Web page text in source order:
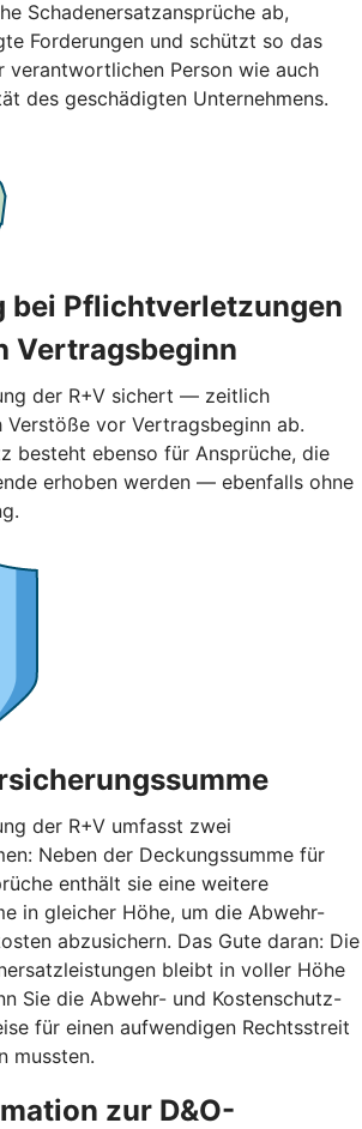
Schadenersatzansprüche ab,
Forderungen und schützt so das
verantwortlichen Person wie auch
des geschädigten Unternehmens.
bei Pflichtverletzungen
­Vertragsbeginn
der R+V sichert — zeitlich
vor Vertragsbeginn ab.
besteht ebenso für Ansprüche, die
erhoben werden — ebenfalls ohne
der R+V umfasst zwei
Neben der Deckungssumme für
enthält sie eine weitere
in gleicher Höhe, um die Abwehr-
abzusichern. Das Gute daran: Die
bleibt in voller Höhe
Sie die Abwehr- und Kostenschutz-
für einen aufwendigen Rechtsstreit
mussten.
zur D&O-